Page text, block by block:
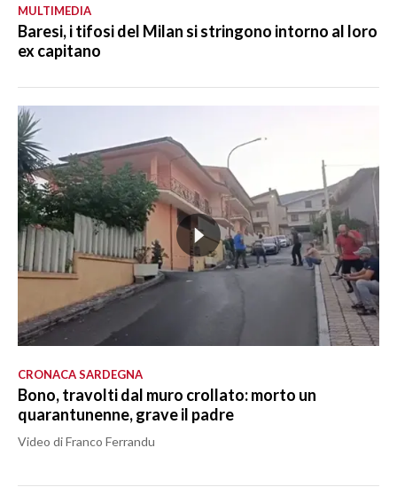
MULTIMEDIA
Baresi, i tifosi del Milan si stringono intorno al loro
ex capitano
CRONACA SARDEGNA
Bono, travolti dal muro crollato: morto un
quarantunenne, grave il padre
Video di Franco Ferrandu